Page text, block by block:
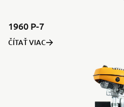
1960 P-7
ČÍTAŤ VIAC